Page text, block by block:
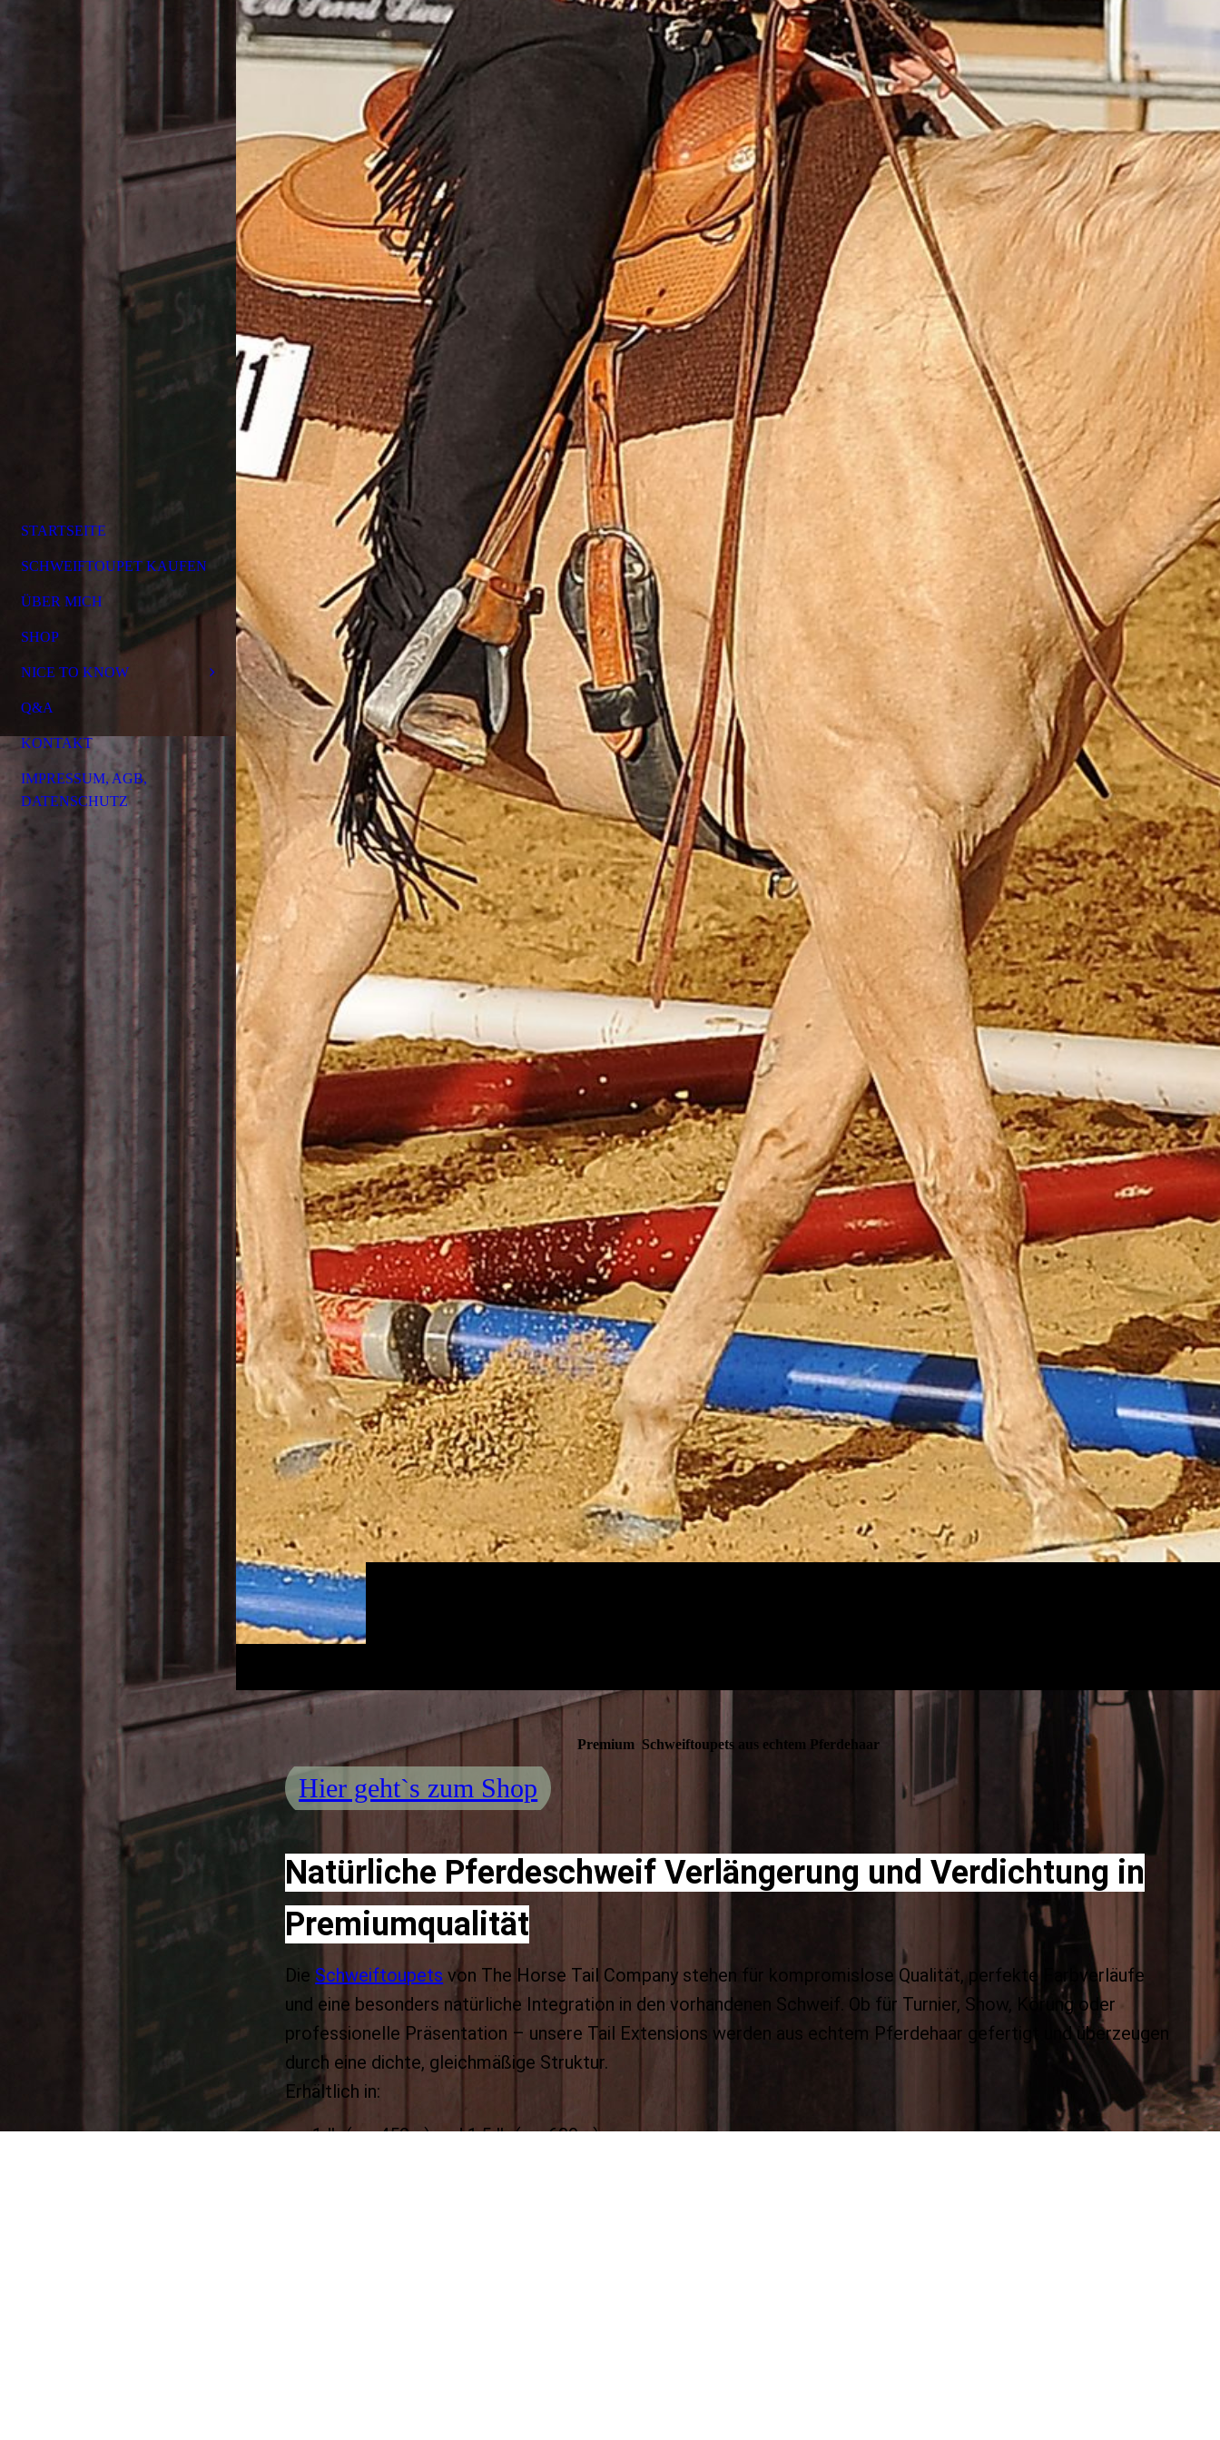
Premium Schweiftoupets aus echtem Pferdehaar
Hier geht`s zum Shop
Natürliche Pferdeschweif Verlängerung und Verdichtung in
Premiumqualität
Die Schweiftoupets von The Horse Tail Company stehen für kompromislose Qualität, perfekte Farbverläufe
und eine besonders natürliche Integration in den vorhandenen Schweif. Ob für Turnier, Show, Körung oder
professionelle Präsentation – unsere Tail Extensions werden aus echtem Pferdehaar gefertigt und überzeugen
durch eine dichte, gleichmäßige Struktur.
Erhältlich in:
1 lb (ca. 450 g) und1.5 lb (ca. 680 g)
STARTSEITE
SCHWEIFTOUPET KAUFEN
ÜBER MICH
SHOP
NICE TO KNOW
Q&A
KONTAKT
IMPRESSUM, AGB,
DATENSCHUTZ